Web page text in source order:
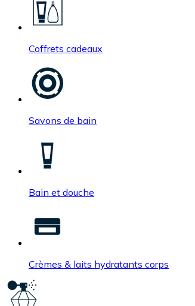
Coffrets cadeaux
Savons de bain
Bain et douche
Crèmes & laits hydratants corps